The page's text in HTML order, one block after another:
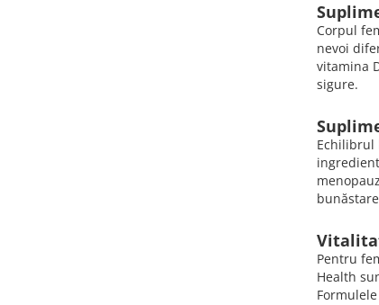
Corpul
nevoi
vitamina
sigure.
Echilibrul
Pentru
Health